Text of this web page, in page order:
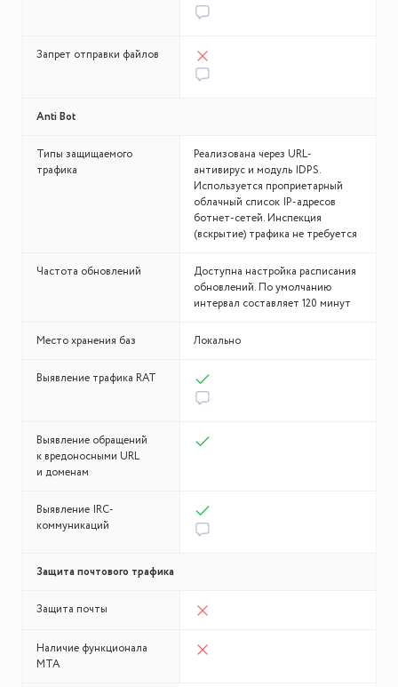
Запрет отправки файлов
Anti Bot
Типы защищаемого
трафика
Реализована через URL-
антивирус и модуль IDPS.
Используется проприетарный
облачный список IP-адресов
ботнет-сетей. Инспекция
(вскрытие) трафика не требуется
Частота обновлений
Доступна настройка расписания
обновлений. По умолчанию
интервал составляет 120 минут
Место хранения баз Локально
Выявление трафика RAT
Выявление обращений
к вредоносными URL
и доменам
Выявление IRC-
коммуникаций
Защита почтового трафика
Защита почты
Наличие функционала
MTA